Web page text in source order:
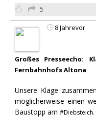
5
8 Jahrevor
Großes Presseecho:
Fernbahnhofs Altona
Unsere Klage
möglicherweise einen
Baustopp am #Diebsteich.